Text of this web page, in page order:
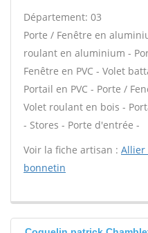
Département: 03
Porte / Fenêtre en
roulant en aluminium -
Fenêtre en PVC - Volet
Portail en PVC - Porte /
Volet roulant en bois -
- Stores - Porte d'entrée -
Voir la fiche artisan : Allier
bonnetin